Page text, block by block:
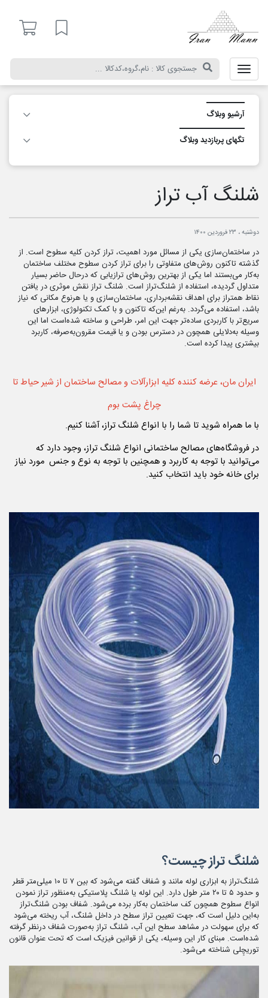
لیست مورد علاقه
آرشیو وبلاگ
تگ‎های پربازدید وبلاگ
شلنگ آب تراز
دوشنبه ، ۲۳ فروردین ۱۴۰۰
در ساختمان‌سازی یکی از مسائل مورد اهمیت، تراز کردن کلیه سطوح است. از
گذشته تاکنون روش‌های متفاوتی را برای تراز کردن سطوح مختلف ساختمان
به‌کار می‌بستند اما یکی از بهترین روش‌های ترازیابی که درحال حاضر بسیار
متداول گردیده، استفاده از شلنگ‌تراز است. شلنگ تراز نقش موثری در یافتن
نقاط همتراز برای اهداف نقشه‌برداری، ساختمان‌سازی و یا هرنوع مکانی که نیاز
باشد، استفاده می‌گردد. به‌رغم این‌که تاکنون و با کمک تکنولوژی، ابزارهای
سریع‌تر با کاربردی ساده‌تر جهت این امر، طراحی و ساخته شده‌است اما این
وسیله به‌دلایلی همچون در دسترس بودن و یا قیمت مقرون‌به‌صرفه، کاربرد
بیشتری پیدا کرده است.
ایران مان، عرضه کننده کلیه ابزارآلات و مصالح ساختمان از شیر حیاط تا
چراغ پشت بوم
با ما همراه شوید تا شما را با انواع شلنگ تراز، آشنا کنیم.
در فروشگاه‌های مصالح ساختمانی انواع شلنگ تراز، وجود دارد که
می‌توانید با توجه به کاربرد و همچنین با توجه به نوع و جنس مورد نیاز
برای خانه خود باید انتخاب کنید.
شلنگ تراز چیست؟
شلنگ‌تراز به ﺍﺑﺰﺍﺭﻯ لوله مانند و شفاف گفته می‌شود که بین ۷ تا ۱۰ میلی‌متر قطر
و حدود ۵ تا ۲۰ متر طول دارد. این لوله یا شلنگ پلاستیکی به‌منظور تراز نمودن
انواع سطوح همچون کف ساختمان به‌کار برده می‌شود. شفاف بودن شلنگ‌تراز
به‌این دلیل است که، جهت تعیین تراز سطح در داخل شلنگ، آب ریخته می‌شود
که برای سهولت در مشاهد سطح این آب، شلنگ تراز به‌صورت شفاف درنظر گرفته
شده‌است. مبنای کار این وسیله، یکی از قوانین فیزیک است که تحت عنوان قانون
توریچِلى شناخته می‌شود.